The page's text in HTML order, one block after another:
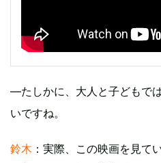
―たしかに、大人と子どもで
いですね。
鈴木 ：実際、この映画を見て